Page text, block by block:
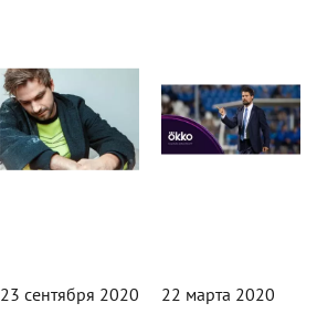
23 сентября 2020 22 марта 2020